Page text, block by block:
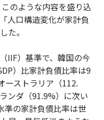
のような内容を盛り込
人口構造変化が家計負
た。
IIF）基準で、韓国の今
）比家計負債比率は9
ーストラリア（112.
ンダ（91.9%）に次い
準の家計負債比率は世